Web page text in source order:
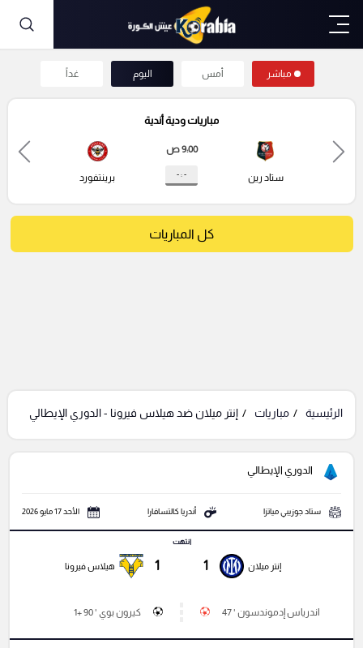
مباشر أمس اليوم غداً
مباريات ودية أندية
ستاد رين
9:00 ص
- : - برينتفورد
كل المباريات
الرئيسية مباريات إنتر ميلان ضد هيلاس فيرونا - الدوري الإيطالي
الدوري الإيطالي
ستاد جوزيبي مياتزا أندريا كالتسافارا الأحد 17 مايو 2026
إنتر ميلان 1
انتهت
1 هيلاس فيرونا
اندرياس إدموندسون ' 47 كيرون بوي ' 90 +1